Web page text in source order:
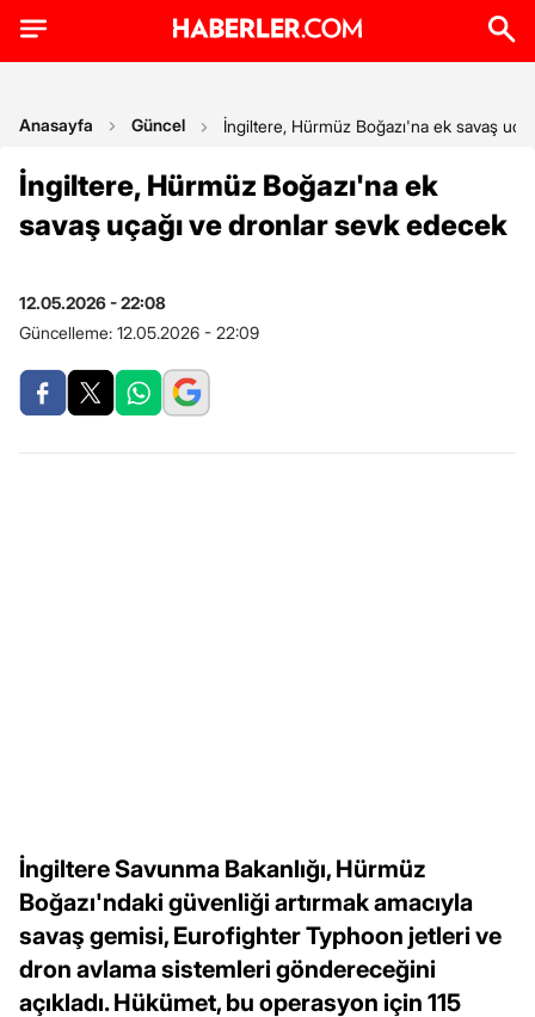
Anasayfa Güncel İngiltere, Hürmüz Boğazı'na ek savaş
İngiltere, Hürmüz Boğazı'na ek
savaş uçağı ve dronlar sevk edecek
12.05.2026 - 22:08
Güncelleme: 12.05.2026 - 22:09
İngiltere Savunma Bakanlığı, Hürmüz
Boğazı'ndaki güvenliği artırmak amacıyla
savaş gemisi, Eurofighter Typhoon jetleri ve
dron avlama sistemleri göndereceğini
açıkladı. Hükümet, bu operasyon için 115